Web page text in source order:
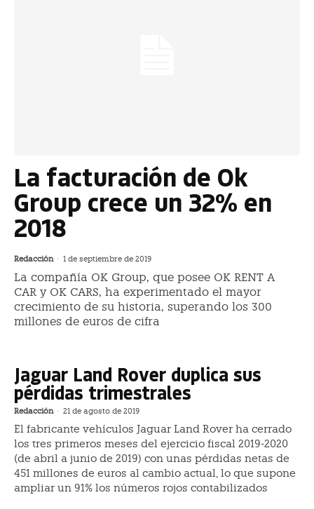
La facturación de Ok
Group crece un 32% en
2018
Redacción - 1 de septiembre de 2019
La compañía OK Group, que posee OK RENT A
CAR y OK CARS, ha experimentado el mayor
crecimiento de su historia, superando los 300
millones de euros de cifra
Jaguar Land Rover duplica sus
pérdidas trimestrales
Redacción - 21 de agosto de 2019
El fabricante vehículos Jaguar Land Rover ha cerrado
los tres primeros meses del ejercicio fiscal 2019-2020
(de abril a junio de 2019) con unas pérdidas netas de
451 millones de euros al cambio actual, lo que supone
ampliar un 91% los números rojos contabilizados